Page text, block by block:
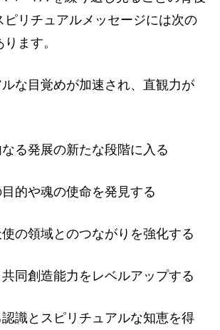
ピリチュアルメッセージには次の
ます。
な目覚めが加速され、直観力が
る発展の新たな段階に入る
的や魂の使命を発見する
の領域とのつながりを強化する
同創造能力をレベルアップする
識とスピリチュアルな知恵を得